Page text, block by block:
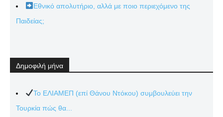
Εθνικό απολυτήριο, αλλά με ποιο περιεχόμενο της
Παιδείας;
Δημοφιλή μήνα
Το ΕΛΙΑΜΕΠ (επί Θάνου Ντόκου) συμβουλεύει την
Τουρκία πώς θα...